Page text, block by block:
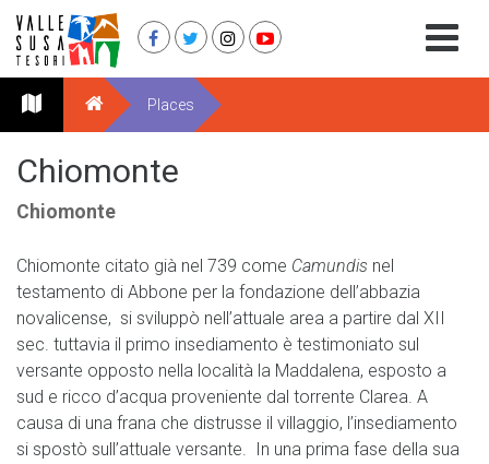
Places
Chiomonte
Chiomonte
Chiomonte citato già nel 739 come Camundis nel
testamento di Abbone per la fondazione dell’abbazia
novalicense, si sviluppò nell’attuale area a partire dal XII
sec. tuttavia il primo insediamento è testimoniato sul
versante opposto nella località la Maddalena, esposto a
sud e ricco d’acqua proveniente dal torrente Clarea. A
causa di una frana che distrusse il villaggio, l’insediamento
si spostò sull’attuale versante. In una prima fase della sua